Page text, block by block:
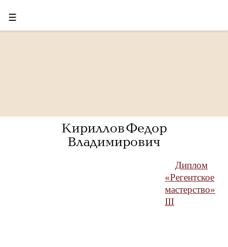
☰
Кириллов Федор
Владимирович
Диплом
«Регентское
мастерство»
III